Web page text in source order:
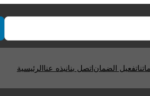
الرئيسيةنبذه عنااتصل بناتفعيل الضمان